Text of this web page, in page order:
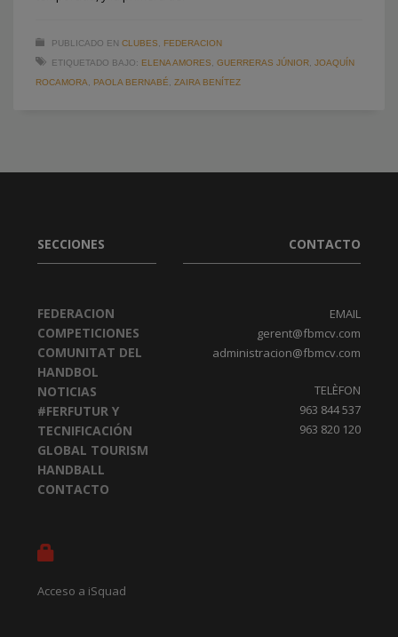
PUBLICADO EN CLUBES
FEDERACION
ETIQUETADO BAJO: ELENA AMORES GUERRERAS JÚNIOR JOAQUÍN
ROCAMORA
PAOLA BERNABÉ ZAIRA BENÍTEZ
SECCIONES
FEDERACION
COMPETICIONES
COMUNITAT DEL
HANDBOL
NOTICIAS
#FERFUTUR Y
TECNIFICACIÓN
GLOBAL TOURISM
HANDBALL
CONTACTO
Acceso a iSquad
CONTACTO
EMAIL
gerent@fbmcv.com
administracion@fbmcv.com
TELÈFON
963 844 537
963 820 120